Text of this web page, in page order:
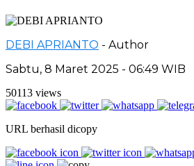
DEBI APRIANTO - Author
Sabtu, 8 Maret 2025 - 06:49 WIB
50113 views
URL berhasil dicopy